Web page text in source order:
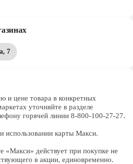
7
цене товара в конкретных
уточняйте в разделе
горячей линии 8-800-100-27-27.
использовании карты Макси.
«Макси» действует при покупке не
в акции, единовременно.